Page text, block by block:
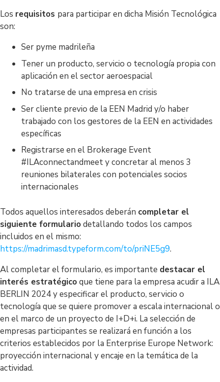
Los requisitos para participar en dicha Misión Tecnológica
son:
Ser pyme madrileña
Tener un producto, servicio o tecnología propia con
aplicación en el sector aeroespacial
No tratarse de una empresa en crisis
Ser cliente previo de la EEN Madrid y/o haber
trabajado con los gestores de la EEN en actividades
específicas
Registrarse en el Brokerage Event
#ILAconnectandmeet y concretar al menos 3
reuniones bilaterales con potenciales socios
internacionales
Todos aquellos interesados deberán completar el
siguiente formulariodetallando todos los campos
incluidos en el mismo:
https://madrimasd.typeform.com/to/priNE5g9.
Al completar el formulario, es importante destacar el
interés estratégicoque tiene para la empresa acudir a ILA
BERLIN 2024 y especificar el producto, servicio o
tecnología que se quiere promover a escala internacional o
en el marco de un proyecto de I+D+i. La selección de
empresas participantes se realizará en función a los
criterios establecidos por la Enterprise Europe Network:
proyección internacional y encaje en la temática de la
actividad.